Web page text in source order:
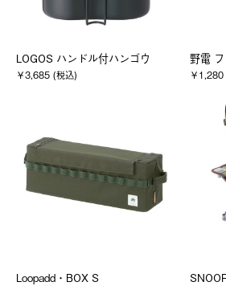
LOGOS ハンドル付ハンゴウ
￥3,685 (税込)
野電
￥1,280
Loopadd・BOX S